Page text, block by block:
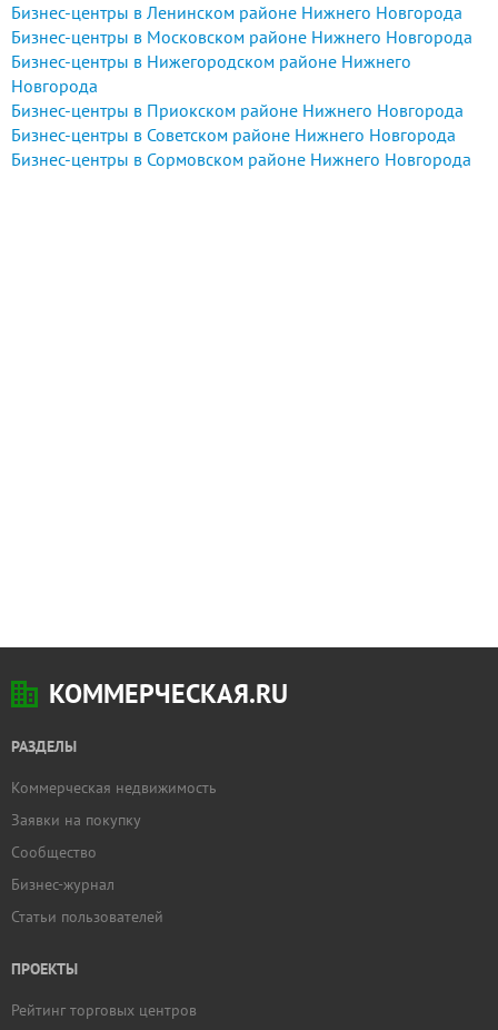
Бизнес-центры в Ленинском районе Нижнего Новгорода
Бизнес-центры в Московском районе Нижнего Новгорода
Бизнес-центры в Нижегородском районе Нижнего
Новгорода
Бизнес-центры в Приокском районе Нижнего Новгорода
Бизнес-центры в Советском районе Нижнего Новгорода
Бизнес-центры в Сормовском районе Нижнего Новгорода
КОММЕРЧЕСКАЯ.RU
РАЗДЕЛЫ
Коммерческая недвижимость
Заявки на покупку
Сообщество
Бизнес-журнал
Статьи пользователей
ПРОЕКТЫ
Рейтинг торговых центров